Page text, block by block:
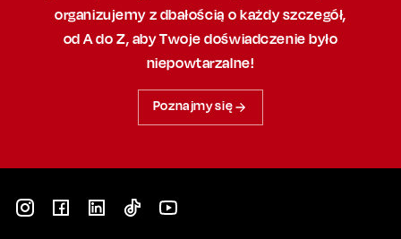
organizujemy z dbałością o każdy szczegół,
od A do Z, abyTwoje doświadczenie było
niepowtarzalne!
Poznajmy się